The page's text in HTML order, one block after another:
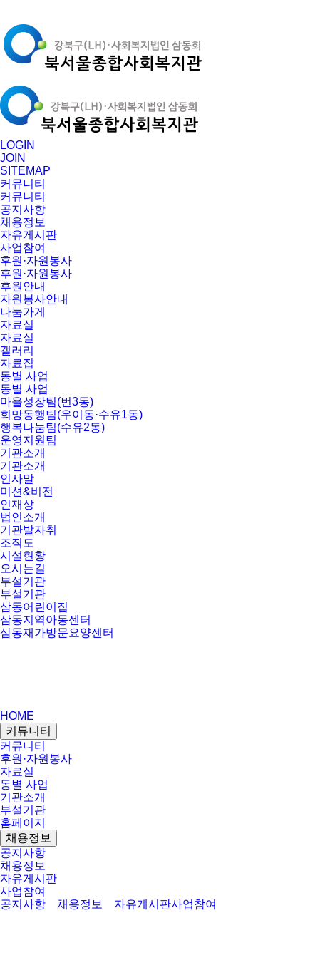
LOGIN
JOIN
SITEMAP
커뮤니티
커뮤니티
공지사항
채용정보
자유게시판
사업참여
후원·자원봉사
후원·자원봉사
후원안내
자원봉사안내
나눔가게
자료실
자료실
갤러리
자료집
동별 사업
동별 사업
마을성장팀(번3동)
희망동행팀(우이동·수유1동)
행복나눔팀(수유2동)
운영지원팀
기관소개
기관소개
인사말
미션&비전
인재상
법인소개
기관발자취
조직도
시설현황
오시는길
부설기관
부설기관
삼동어린이집
삼동지역아동센터
삼동재가방문요양센터
HOME
커뮤니티
커뮤니티
후원·자원봉사
자료실
동별 사업
기관소개
부설기관
홈페이지
채용정보
공지사항
채용정보
자유게시판
사업참여
공지사항
채용정보 자유게시판사업참여